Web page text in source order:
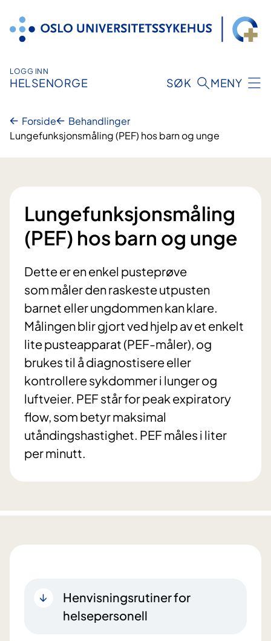
innhold
LOGG INN
HELSENORGE SØK MENY
Forside
Behandlinger
Lungefunksjonsmåling (PEF) hos barn og unge
Lungefunksjonsmåling
(PEF) hos barn og unge
Dette er en enkel pusteprøve
som måler den raskeste utpusten
barnet eller ungdommen kan klare.
Målingen blir gjort ved hjelp av et enkelt
lite pusteapparat (PEF-måler), og
brukes til å diagnostisere eller
kontrollere sykdommer i lunger og
luftveier. PEF står for peak expiratory
flow, som betyr maksimal
utåndingshastighet. PEF måles i liter
per minutt.
Henvisningsrutiner for
helsepersonell